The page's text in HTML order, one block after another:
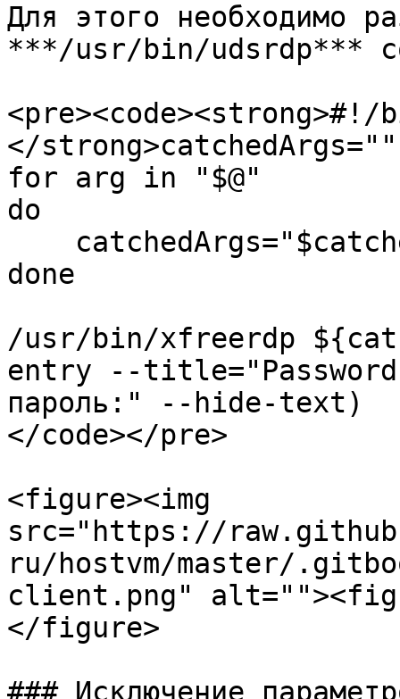
Для этого необходимо
***/usr/bin/udsrdp*** со
<pre><code><strong>#!/
</strong>catchedArgs=""
for arg in "$@"
do
done
/usr/bin/xfreerdp
entry --
пароль:" --hide-text)
</code></pre>
<figure><img
src="https://
ru/hostvm/master/
client.png"
</figure>
### Исключение